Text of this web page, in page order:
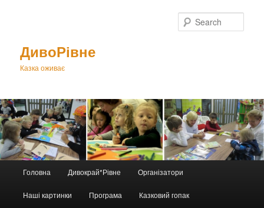
ДивоРівне
Казка оживає
Skip
to
Головна Дивокрай*Рівне Організатори
Наші картинки Програма Казковий гопак